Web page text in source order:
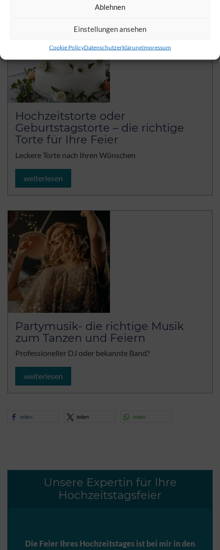
Ablehnen
Einstellungen ansehen
Cookie PolicyDatenschutzerklärungImpressum
Hochzeitstorte oder
Geburtstagstorte – die richtige
Torte für Ihre Feier
Leckere Torte nach Ihren Wünschen
weiterlesen
Partymusik- die richtige Musik
zum Tanzen und Feiern
Professioneller DJ oder bekannte Band?
weiterlesen
teilen teilen teilen
Unsere Expertin für Ihre
Hochzeitstagsfeier
Die Feier Ihres Hochzeitstages ist bei mir in den